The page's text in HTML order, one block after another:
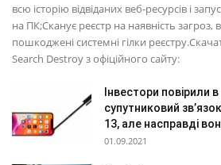
всю історію відвіданих веб-ресурсів і
на ПК;Сканує реєстр на наявність загроз,
пошкоджені системні гілки
Search Destroy з офіційного сайту:
Інвестори повірили в
супутниковий
13, але насправді
01.09.2021